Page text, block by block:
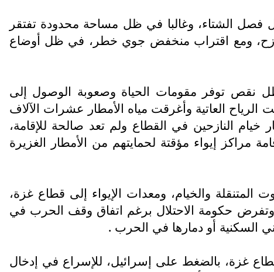
فصل الشتاء، وغالبا في ظل مساحة محدودة تفتقر
الأساسية، وفي منطقة خانيونس الامطار تهدد بإغراق أكثر من 900 ألف نازح، ومع اقتراب منخفض جوي خطر، في ظل أوضاع
ظل نقص توفر مقومات الحياة وصعوبة الوصول إلى
العاتية وأغرقت مياه الأمطار عشرات الآلاف
النازحين في القطاع ولم تعد صالحة للإقامة،
إيواء مؤقتة لحمايتهم من الأمطار الغزيرة
المتنقلة والخيام، ومعدات الإيواء إلى قطاع غزة،
حكومة الاحتلال برغم اتفاق وقف الحرب في
غزة، بالضغط على إسرائيل، للإسراع في إدخال